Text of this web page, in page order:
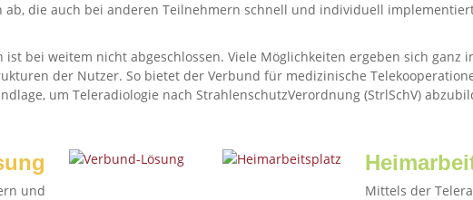
ab, die auch bei anderen Teilnehmern schnell und individuell
ist bei weitem nicht abgeschlossen. Viele Möglichkeiten ergeben sich ganz
der Nutzer. So bietet der Verbund für medizinische
um Teleradiologie nach StrahlenschutzVerordnung (StrlSchV)
und
Mittels der